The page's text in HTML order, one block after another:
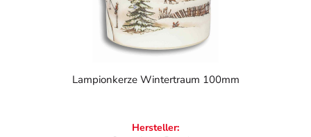
Lampionkerze Wintertraum 100mm
Hersteller: